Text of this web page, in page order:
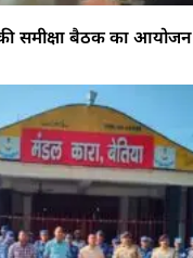
समीक्षा बैठक का आयोजन